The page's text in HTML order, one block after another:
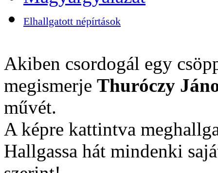
Elhallgatott népírtások
Akiben csordogál egy
megismerje Thuróczy
művét.
A képre kattintva
Hallgassa hát mindenki